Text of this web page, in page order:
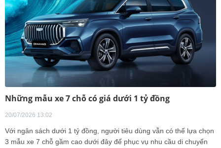
Những mẫu xe 7 chỗ có giá dưới 1 tỷ đồng
20/07/2026 13:02
Với ngân sách dưới 1 tỷ đồng, người tiêu dùng vẫn có thể lựa chọn
3 mẫu xe 7 chỗ gầm cao dưới đây để phục vụ nhu cầu di chuyển